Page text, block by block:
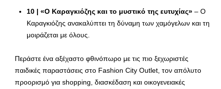
10 | «Ο Καραγκιόζης και το μυστικό της ευτυχίας» – Ο
Καραγκιόζης ανακαλύπτει τη δύναμη των χαμόγελων και τη
μοιράζεται με όλους.
Περάστε ένα αξέχαστο φθινόπωρο με τις πιο ξεχωριστές
παιδικές παραστάσεις στο Fashion City Outlet, τον απόλυτο
προορισμό για shopping, διασκέδαση και οικογενειακές